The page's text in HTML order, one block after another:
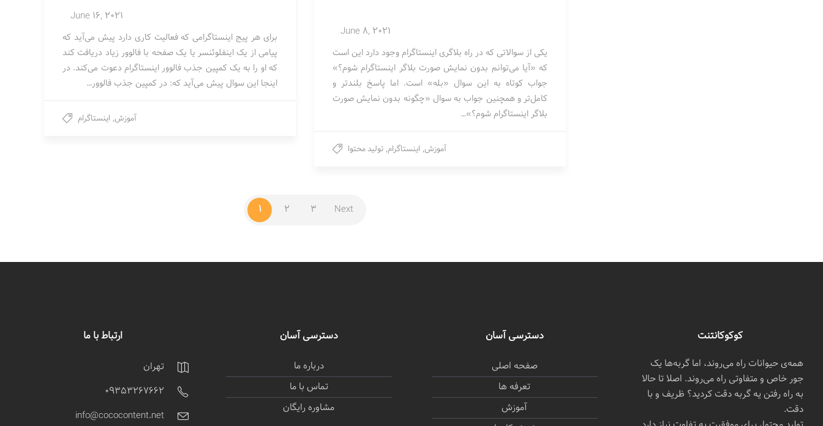
June 16, 2021
برای هر پیج اینستاگرامی که فعالیت کاری دارد پیش می‌آید که
پیامی از یک اینفلوئنسر یا یک صفحه با فالوور زیاد دریافت کند
که او را به یک کمپین جذب فالوور اینستاگرام دعوت می‌کند. در
اینجا این سوال پیش می‌آید که: در کمپین جذب فالوور…
آموزش, اینستاگرام
June 8, 2021
یکی از سوالاتی که در راه بلاگری اینستاگرام وجود دارد این است
که «آیا می‌توانم بدون نمایش صورت بلاگر اینستاگرام شوم؟»
جواب کوتاه به این سوال «بله» است. اما پاسخ بلندتر و
کامل‌تر و همچنین جواب به سوال «چگونه بدون نمایش صورت
بلاگر اینستاگرام شوم؟»…
آموزش, اینستاگرام, تولید محتوا
1 2 3 Next
کوکوکانتنت
همه‌ی حیوانات راه می‌روند، اما گربه‌ها یک
جور خاص و متفاوتی راه می‌روند. اصلا تا حالا
به راه رفتن یه گربه دقت کردید؟ ظریف و با
دقت.
دسترسی آسان
صفحه اصلی
تعرفه ها
آموزش
دسترسی آسان
درباره ما
تماس با ما
مشاوره رایگان
ارتباط با ما
تهران
09353267662
info@cococontent.net